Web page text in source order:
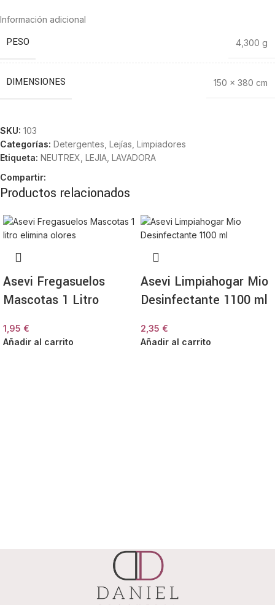
Información adicional
PESO 4,300 g
DIMENSIONES 150 × 380 cm
SKU: 103
Categorías: Detergentes Lejías Limpiadores
Etiqueta: NEUTREX, LEJIA, LAVADORA
Compartir:
Productos relacionados
Asevi Fregasuelos
Mascotas 1 Litro
1,95 €
Añadir al carrito
Asevi Limpiahogar Mio
Desinfectante 1100 ml
2,35 €
Añadir al carrito